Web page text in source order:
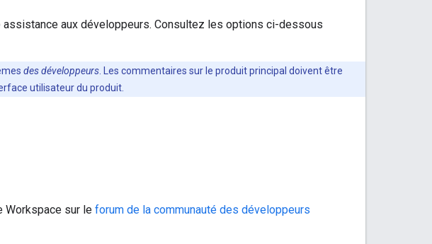
aux développeurs. Consultez les options ci-dessous
des développeurs . Les commentaires sur le produit principal doivent être
utilisateur du produit.
Workspace sur le forum de la communauté des développeurs